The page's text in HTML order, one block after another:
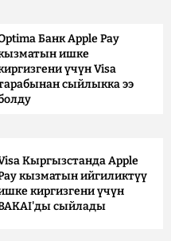
Банк Apple Pay
ишке
үчүн Visa
сыйлыкка ээ
Кыргызстанда Apple
кызматын ийгиликтүү
киргизгени үчүн
сыйлады